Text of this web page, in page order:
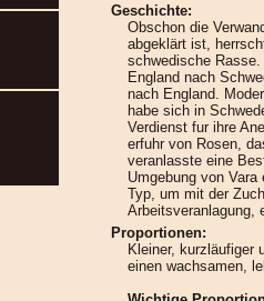
Geschichte:
Obschon die
abgeklärt ist,
schwedische
England nach
nach England.
habe sich in
Verdienst fur ihre
erfuhr von Rosen,
veranlasste eine
Umgebung von
Typ, um mit der
Arbeitsveranlagung,
Proportionen:
Kleiner, kurzläufiger
einen wachsamen,